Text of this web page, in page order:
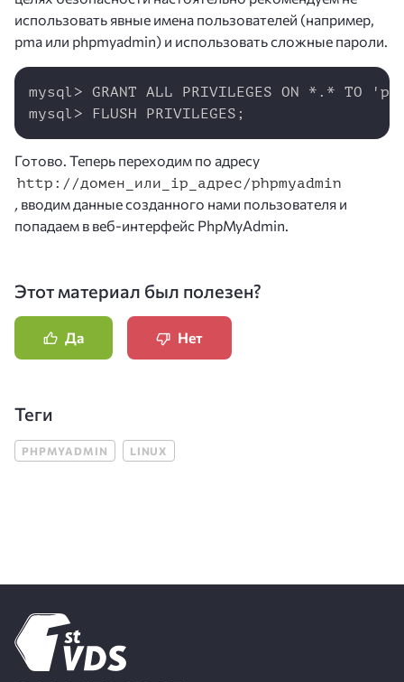
использовать явные имена пользователей (например,
pma или phpmyadmin) и использовать сложные пароли.
mysql> GRANT ALL PRIVILEGES ON *.* TO
mysql> FLUSH PRIVILEGES;
Готово. Теперь переходим по адресу
http://домен_или_ip_адрес/phpmyadmin
вводим данные созданного нами пользователя и
попадаем в веб-интерфейс PhpMyAdmin.
Этот материал был полезен?
Да Нет
Теги
PHPMYADMIN LINUX